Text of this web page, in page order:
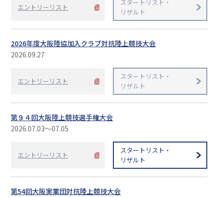
エントリーリスト
スタートリスト・
リザルト
2026年度大阪陸協加入クラブ対抗陸上競技大会
2026.09.27
エントリーリスト
スタートリスト・
リザルト
第９４回大阪陸上競技選手権大会
2026.07.03〜07.05
エントリーリスト
スタートリスト・
リザルト
第54回大阪実業団対抗陸上競技大会